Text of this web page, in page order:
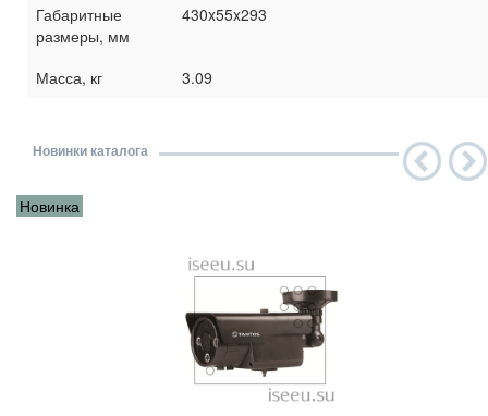
Габаритные
размеры, мм
430x55x293
Масса, кг 3.09
Новинки каталога
Новинка